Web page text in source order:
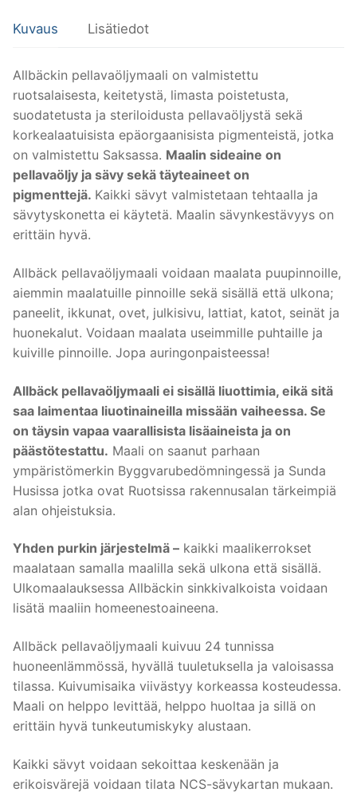
Kuvaus Lisätiedot
Allbäckin pellavaöljymaali on valmistettu
ruotsalaisesta, keitetystä, limasta poistetusta,
suodatetusta ja steriloidusta pellavaöljystä sekä
korkealaatuisista epäorgaanisista pigmenteistä, jotka
on valmistettu Saksassa. Maalin sideaine on
pellavaöljy ja sävy sekä täyteaineet on
pigmenttejä. Kaikki sävyt valmistetaan tehtaalla ja
sävytyskonetta ei käytetä. Maalin sävynkestävyys on
erittäin hyvä.
Allbäck pellavaöljymaali voidaan maalata puupinnoille,
aiemmin maalatuille pinnoille sekä sisällä että ulkona;
paneelit, ikkunat, ovet, julkisivu, lattiat, katot, seinät ja
huonekalut. Voidaan maalata useimmille puhtaille ja
kuiville pinnoille. Jopa auringonpaisteessa!
Allbäck pellavaöljymaali ei sisällä liuottimia, eikä sitä
saa laimentaa liuotinaineilla missään vaiheessa. Se
on täysin vapaa vaarallisista lisäaineista ja on
päästötestattu. Maali on saanut parhaan
ympäristömerkin Byggvarubedömningessä ja Sunda
Husissa jotka ovat Ruotsissa rakennusalan tärkeimpiä
alan ohjeistuksia.
Yhden purkin järjestelmä – kaikki maalikerrokset
maalataan samalla maalilla sekä ulkona että sisällä.
Ulkomaalauksessa Allbäckin sinkkivalkoista voidaan
lisätä maaliin homeenestoaineena.
Allbäck pellavaöljymaali kuivuu 24 tunnissa
huoneenlämmössä, hyvällä tuuletuksella ja valoisassa
tilassa. Kuivumisaika viivästyy korkeassa kosteudessa.
Maali on helppo levittää, helppo huoltaa ja sillä on
erittäin hyvä tunkeutumiskyky alustaan.
Kaikki sävyt voidaan sekoittaa keskenään ja
erikoisvärejä voidaan tilata NCS-sävykartan mukaan.